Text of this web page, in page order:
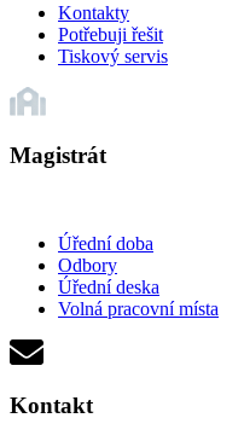
Kontakty
Potřebuji řešit
Tiskový servis
Magistrát
Úřední doba
Odbory
Úřední deska
Volná pracovní místa
Kontakt